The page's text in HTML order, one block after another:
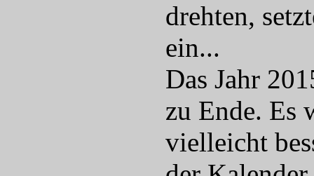
drehten,
ein...
Das Jahr
zu Ende. Es
vielleicht